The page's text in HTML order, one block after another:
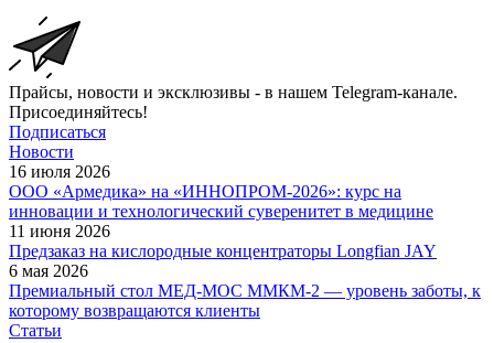
Прайсы, новости и эксклюзивы - в нашем Telegram-канале.
Присоединяйтесь!
Подписаться
Новости
16 июля 2026
ООО «Армедика» на «ИННОПРОМ-2026»: курс на
инновации и технологический суверенитет в медицине
11 июня 2026
Предзаказ на кислородные концентраторы Longfian JAY
6 мая 2026
Премиальный стол МЕД-МОС ММКМ-2 — уровень заботы, к
которому возвращаются клиенты
Статьи